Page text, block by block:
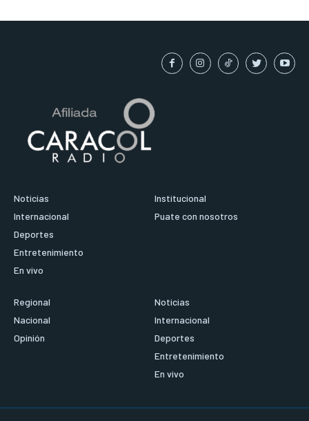
Noticias
Internacional
Deportes
Entretenimiento
En vivo
Institucional
Puate con nosotros
Regional
Nacional
Opinión
Noticias
Internacional
Deportes
Entretenimiento
En vivo